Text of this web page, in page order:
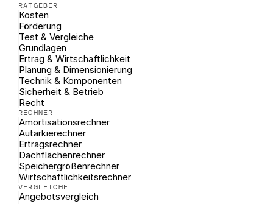
RATGEBER
Kosten
Förderung
Test & Vergleiche
Grundlagen
Ertrag & Wirtschaftlichkeit
Planung & Dimensionierung
Technik & Komponenten
Sicherheit & Betrieb
Recht
RECHNER
Amortisationsrechner
Autarkierechner
Ertragsrechner
Dachflächenrechner
Speichergrößenrechner
Wirtschaftlichkeitsrechner
VERGLEICHE
Angebotsvergleich